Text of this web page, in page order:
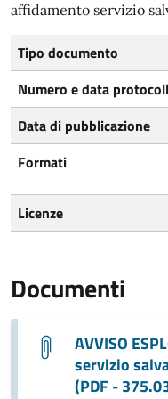
affidamento servizio
Tipo documento
Numero e data
Data di pubblicazione
Formati
Licenze
Documenti
AVVISO
servizio
(PDF -